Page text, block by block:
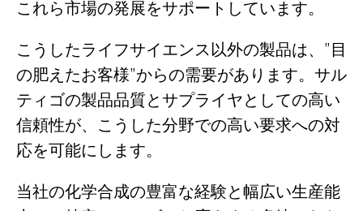
これら市場の発展をサポートしています。
こうしたライフサイエンス以外の製品は、”目
の肥えたお客様”からの需要があります。サル
ティゴの製品品質とサプライヤとしての高い
信頼性が、こうした分野での高い要求への対
応を可能にします。
当社の化学合成の豊富な経験と幅広い生産能